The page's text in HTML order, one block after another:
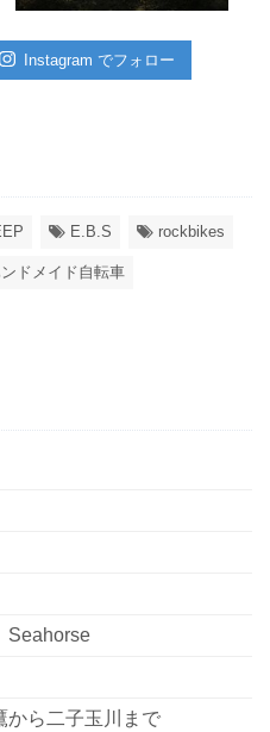
Instagram でフォロー
E.B.S rockbikes
ドメイド自転車
Seahorse
から二子玉川まで